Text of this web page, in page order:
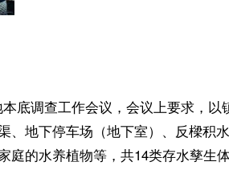
调查工作会议，会议上要求，以
地下停车场（地下室）、反樑积
的水养植物等，共14类存水孳生